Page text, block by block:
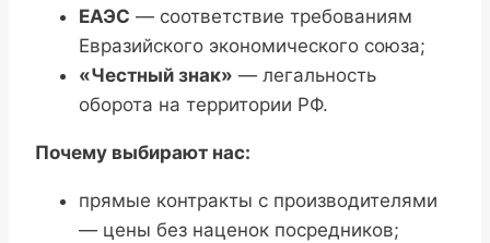
ЕАЭС — соответствие требованиям
Евразийского экономического союза;
«Честный знак» — легальность
оборота на территории РФ.
Почему выбирают нас:
прямые контракты с производителями
— цены без наценок посредников;